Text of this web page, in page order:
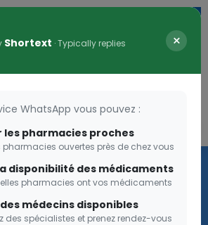
OLGA-ESTHER
Olga Esther pour les femmes
Shortext · Typically replies
×
WhatsApp vous pouvez :
les pharmacies proches
pharmacies ouvertes près de chez vous
disponibilité des médicaments
pharmacies ont vos médicaments
médecins disponibles
des spécialistes et prenez rendez-vous